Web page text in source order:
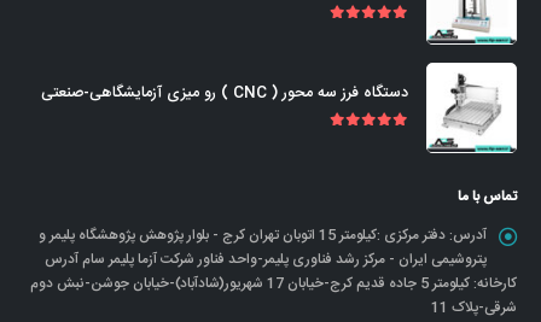
دستگاه فرز سه محور ( CNC ) رو میزی آزمایشگاهی-صنعتی
تماس با ما
آدرس:
دفتر مرکزی :کیلومتر 15 اتوبان تهران کرج - بلوار پژوهش پژوهشگاه پلیمر و
پتروشیمی ایران - مرکز رشد فناوری پلیمر-واحد فناور شرکت آزما پلیمر سام آدرس
کارخانه: کیلومتر 5 جاده قدیم کرج-خیابان 17 شهریور(شادآباد)-خیابان جوشن-نبش دوم
شرقی-پلاک 11